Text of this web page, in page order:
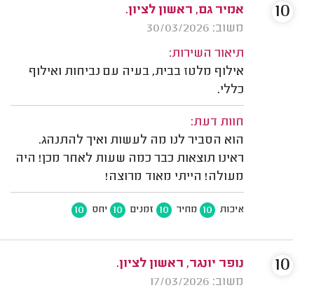
אמיר גם, ראשון לציון.
משוב: 30/03/2026
תיאור השירות:
אילוף מלטז בבית, בעיה עם נביחות ואילוף
כללי.
חוות דעת:
הוא הסביר לנו מה לעשות ואיך להתנהג.
ראינו תוצאות כבר כמה שעות לאחר מכן! היה
מעולה! הייתי מאוד מרוצה!
איכות 10 מחיר 10 זמנים 10 יחס 10
10
נופר יונגר, ראשון לציון.
משוב: 17/03/2026
10